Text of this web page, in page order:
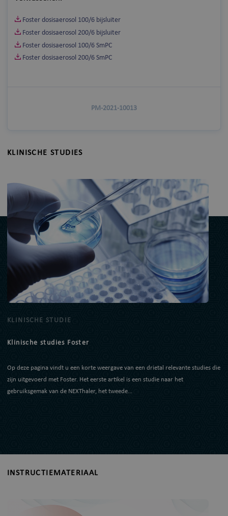
Foster dosisaerosol 100/6 bijsluiter
Foster dosisaerosol 200/6 bijsluiter
Foster dosisaerosol 100/6 SmPC
Foster dosisaerosol 200/6 SmPC
PM-2021-10013
KLINISCHE STUDIES
KLINISCHE STUDIE
Klinische studies Foster
Op deze pagina vindt u een korte weergave van een drietal relevante studies die
zijn uitgevoerd met Foster. Het eerste artikel is een studie naar het
gebruiksgemak van de NEXThaler, het tweede...
INSTRUCTIEMATERIAAL